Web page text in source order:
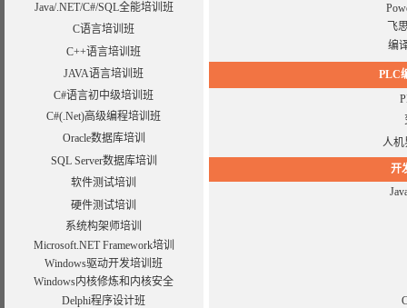
Java/.NET/C#/SQL全能培训班
C语言培训班
C++语言培训班
JAVA语言培训班
C#语言初中级培训班
C#(.Net)高级编程培训班
Oracle数据库培训
SQL Server数据库培训
软件测试培训
硬件测试培训
系统构架师培训
Microsoft.NET Framework培训
Windows驱动开发培训班
Windows内核修炼和内核安全
Delphi程序设计班
飞
编
PLC
人机
开